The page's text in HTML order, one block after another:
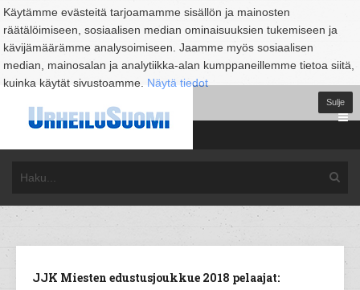
Käytämme evästeitä tarjoamamme sisällön ja mainosten
räätälöimiseen, sosiaalisen median ominaisuuksien tukemiseen ja
kävijämäärämme analysoimiseen. Jaamme myös sosiaalisen
median, mainosalan ja analytiikka-alan kumppaneillemme tietoa siitä,
kuinka käytät sivustoamme. Näytä tiedot
Sulje
JJK Miesten edustusjoukkue 2018 pelaajat: